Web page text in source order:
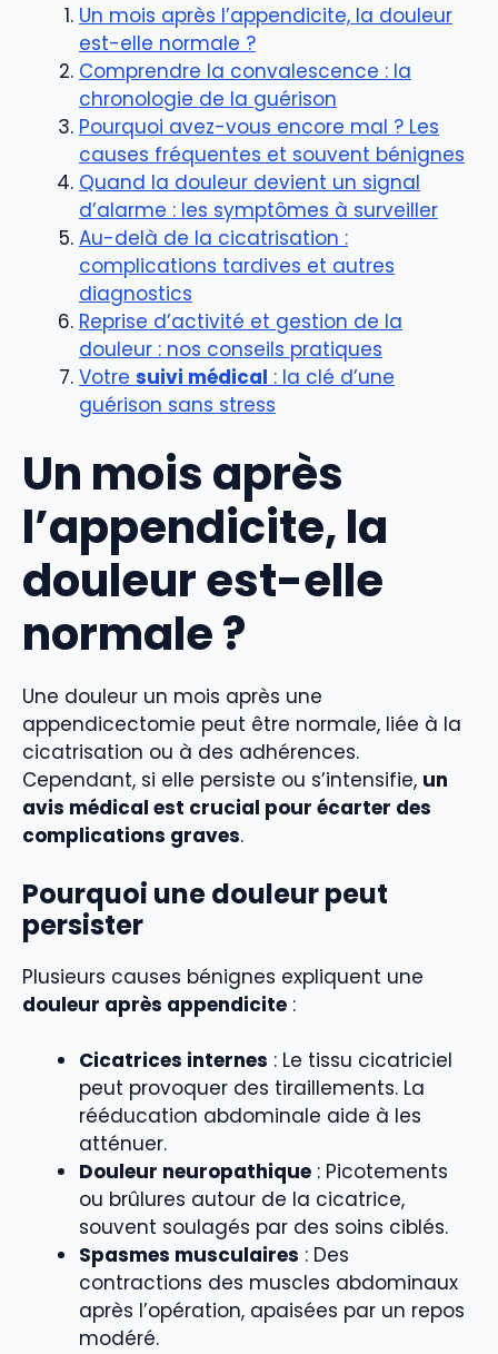
Un mois après l’appendicite, la douleur
est-elle normale ?
Comprendre la convalescence : la
chronologie de la guérison
Pourquoi avez-vous encore mal ? Les
causes fréquentes et souvent bénignes
Quand la douleur devient un signal
d’alarme : les symptômes à surveiller
Au-delà de la cicatrisation :
complications tardives et autres
diagnostics
Reprise d’activité et gestion de la
douleur : nos conseils pratiques
Votre suivi médical : la clé d’une
guérison sans stress
Un mois après
l’appendicite, la
douleur est-elle
normale ?
Une douleur un mois après une
appendicectomie peut être normale, liée à la
cicatrisation ou à des adhérences.
Cependant, si elle persiste ou s’intensifie, un
avis médical est crucial pour écarter des
complications graves.
Pourquoi une douleur peut
persister
Plusieurs causes bénignes expliquent une
douleur après appendicite :
Cicatrices internes : Le tissu cicatriciel
peut provoquer des tiraillements. La
rééducation abdominale aide à les
atténuer.
Douleur neuropathique : Picotements
ou brûlures autour de la cicatrice,
souvent soulagés par des soins ciblés.
Spasmes musculaires : Des
contractions des muscles abdominaux
après l’opération, apaisées par un repos
modéré.